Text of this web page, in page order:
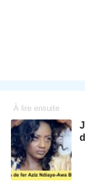
À lire ensuite